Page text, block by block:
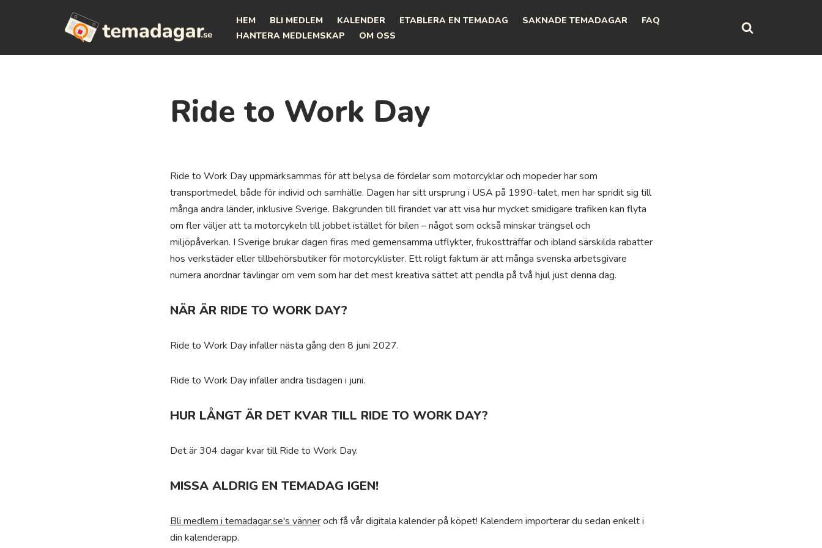
HEM BLI MEDLEM KALENDER ETABLERA EN TEMADAG SAKNADE TEMADAGAR
FAQ
HANTERA MEDLEMSKAP
OM OSS
Ride to Work Day
Ride to Work Day uppmärksammas för att belysa de fördelar som motorcyklar och mopeder har som
transportmedel, både för individ och samhälle. Dagen har sitt ursprung i USA på 1990-talet, men har spridit sig till
många andra länder, inklusive Sverige. Bakgrunden till firandet var att visa hur mycket smidigare trafiken kan flyta
om fler väljer att ta motorcykeln till jobbet istället för bilen – något som också minskar trängsel och
miljöpåverkan. I Sverige brukar dagen firas med gemensamma utflykter, frukostträffar och ibland särskilda rabatter
hos verkstäder eller tillbehörsbutiker för motorcyklister. Ett roligt faktum är att många svenska arbetsgivare
numera anordnar tävlingar om vem som har det mest kreativa sättet att pendla på två hjul just denna dag.
NÄR ÄR RIDE TO WORK DAY?
Ride to Work Day infaller nästa gång den 8 juni 2027.
Ride to Work Day infaller andra tisdagen i juni.
HUR LÅNGT ÄR DET KVAR TILL RIDE TO WORK DAY?
Det är 304 dagar kvar till Ride to Work Day.
MISSA ALDRIG EN TEMADAG IGEN!
Bli medlem i temadagar.se's vänneroch få vår digitala kalender på köpet! Kalendern importerar du sedan enkelt i
din kalenderapp.